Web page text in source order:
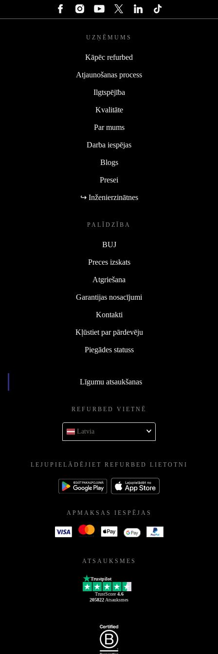
UZŅĒMUMS
Kāpēc refurbed
Atjaunošanas process
Ilgtspējība
Kvalitāte
Par mums
Darba iespējas
Blogs
Presei
↪ Inženierzinātnes
PALĪDZĪBA
BUJ
Preces izskats
Atgriešana
Garantijas nosacījumi
Kontakti
Kļūstiet par pārdevēju
Piegādes statuss
Līgumu atsaukšanas
REFURBED VIETNĒ
Latvia
LEJUPIELĀDĒJIET REFURBED LIETOTNI
APMAKSAS IESPĒJAS
ATSAUKSMES
Trustpilot
TrustScore 4.6
205822 Atsauksmes